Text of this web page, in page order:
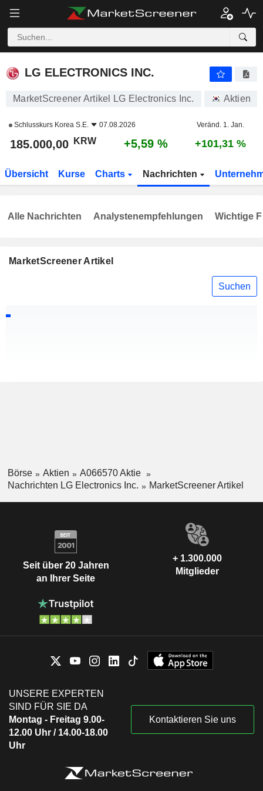
LG ELECTRONICS INC.
LG ELECTRONICS INC.
MarketScreener Artikel LG Electronics Inc. Aktien
Schlusskurs Korea S.E. 07.08.2026 Veränd. 1. Jan.
185.000,00 KRW +5,59 % +101,31 %
Übersicht Kurse Charts Nachrichten
MarketScreener Artikel
Suchen
Alle Nachrichten Analystenempfehlungen Wichtige
Börse Aktien
A066570 Aktie
Nachrichten LG Electronics Inc.
MarketScreener Artikel
Seit über 20 Jahren
an Ihrer Seite
+ 1.300.000
Mitglieder
UNSERE EXPERTEN
SIND FÜR SIE DA
Montag - Freitag 9.00-
12.00 Uhr / 14.00-18.00
Uhr
Kontaktieren Sie uns